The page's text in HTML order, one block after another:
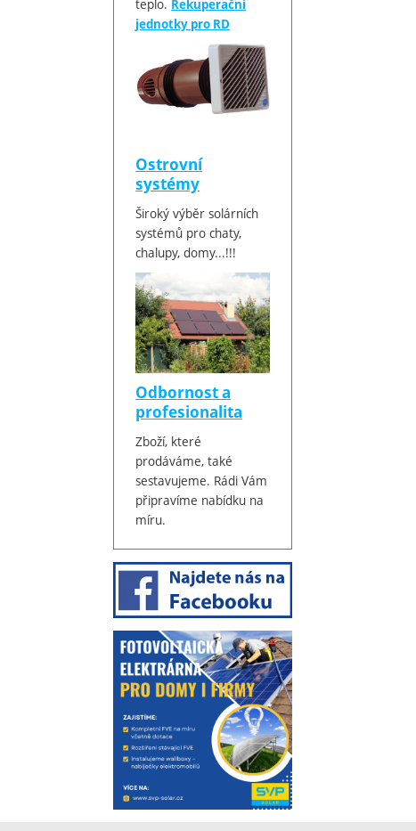
teplo. Rekuperační
jednotky pro RD
Ostrovní
systémy
Široký výběr solárních
systémů pro chaty,
chalupy, domy...!!!
Odbornost a
profesionalita
Zboží, které
prodáváme, také
sestavujeme. Rádi Vám
připravíme nabídku na
míru.